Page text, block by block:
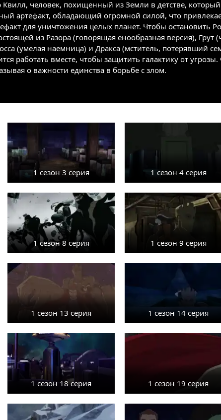
человек, похищенный из Земли в детстве, который
артефакт, обладающий огромной силой, что
для уничтожения целых планет. Чтобы остановить
из Разора (говорящая енообразная версия), Грут
(умелая наемница) и Дракса (мститель, потерявший
работать вместе, чтобы защитить галактику от
о важности единства в борьбе с злом.
1 сезон 3 серия 1 сезон 4 серия
1 сезон 8 серия 1 сезон 9 серия
1 сезон 13 серия 1 сезон 14 серия
1 сезон 18 серия 1 сезон 19 серия